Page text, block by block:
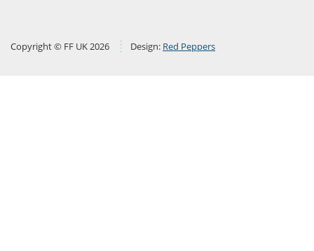
Copyright © FF UK 2026 Design: Red Peppers